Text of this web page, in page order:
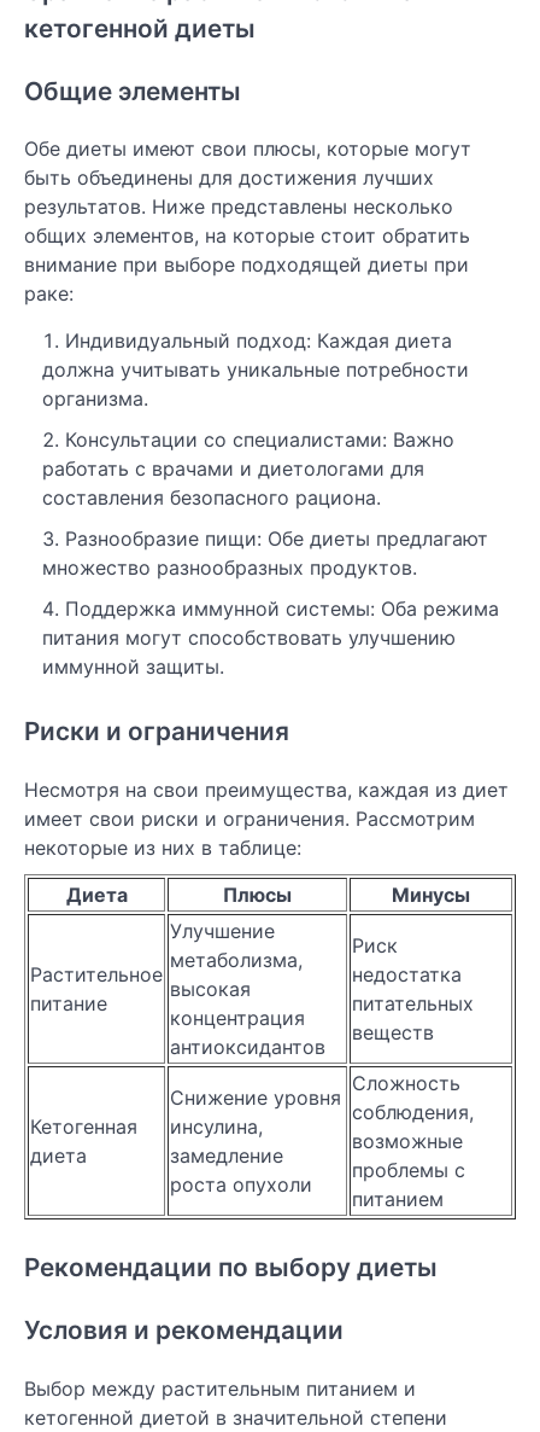
кетогенной диеты
Общие элементы
Обе диеты имеют свои плюсы, которые могут
быть объединены для достижения лучших
результатов. Ниже представлены несколько
общих элементов, на которые стоит обратить
внимание при выборе подходящей диеты при
раке:
Индивидуальный подход: Каждая диета
должна учитывать уникальные потребности
организма.
Консультации со специалистами: Важно
работать с врачами и диетологами для
составления безопасного рациона.
Разнообразие пищи: Обе диеты предлагают
множество разнообразных продуктов.
Поддержка иммунной системы: Оба режима
питания могут способствовать улучшению
иммунной защиты.
Риски и ограничения
Несмотря на свои преимущества, каждая из диет
имеет свои риски и ограничения. Рассмотрим
некоторые из них в таблице:
Диета
Плюсы Минусы
Растительное
питание
Улучшение
метаболизма,
высокая
концентрация
антиоксидантов
Риск
недостатка
питательных
веществ
Кетогенная
диета
Снижение уровня
инсулина,
замедление
роста опухоли
Сложность
соблюдения,
возможные
проблемы с
питанием
Рекомендации по выбору диеты
Условия и рекомендации
Выбор между растительным питанием и
кетогенной диетой в значительной степени